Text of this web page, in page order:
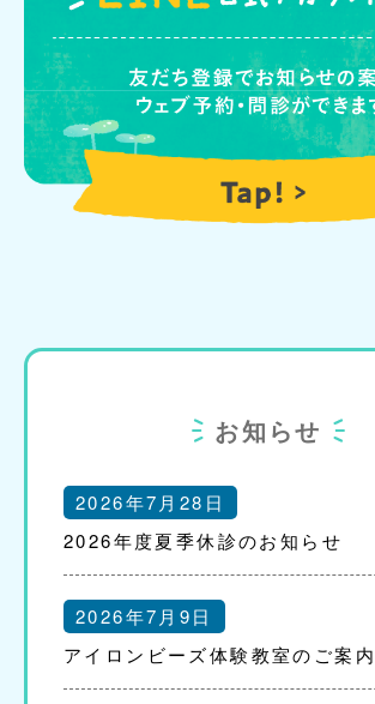
お知らせ
2026年7月28日
2026年度夏季休診のお知らせ
2026年7月9日
アイロンビーズ体験教室のご案内